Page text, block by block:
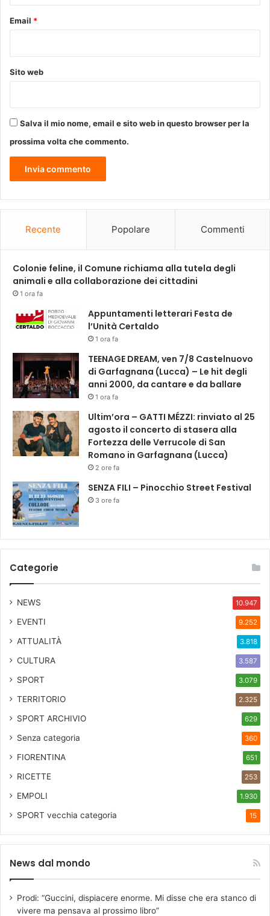
n
g
n
t
Email *
Sito web
Salva il mio nome, email e sito web in questo browser per la
prossima volta che commento.
Recente Popolare Commenti
Colonie feline, il Comune richiama alla tutela degli
animali e alla collaborazione dei cittadini
1 ora fa
Appuntamenti letterari Festa de
l’Unità Certaldo
1 ora fa
TEENAGE DREAM, ven 7/8 Castelnuovo
di Garfagnana (Lucca) – Le hit degli
anni 2000, da cantare e da ballare
1 ora fa
Ultim’ora – GATTI MÉZZI: rinviato al 25
agosto il concerto di stasera alla
Fortezza delle Verrucole di San
Romano in Garfagnana (Lucca)
2 ore fa
SENZA FILI – Pinocchio Street Festival
3 ore fa
Categorie
NEWS 10.947
EVENTI 9.252
ATTUALITÀ 3.818
CULTURA 3.587
SPORT 3.079
TERRITORIO 2.325
SPORT ARCHIVIO 629
Senza categoria 360
FIORENTINA 651
RICETTE 253
EMPOLI 1.930
SPORT vecchia categoria 15
News dal mondo
Prodi: “Guccini, dispiacere enorme. Mi disse che era stanco di
vivere ma pensava al prossimo libro”